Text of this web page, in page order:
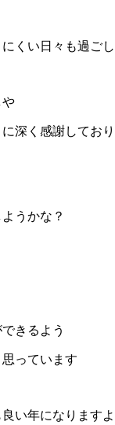
くい日々も過ご
深く感謝してお
うかな？
きるよう
っています
い年になります